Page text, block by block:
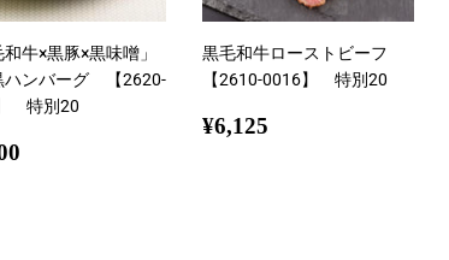
和牛×黒豚×黒味噌」
ハンバーグ 【2620-
特別20
黒毛和牛ローストビーフ
【2610-0016】 特別20
通
¥6,125